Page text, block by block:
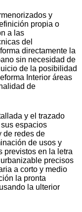
y
propia o
a las
del
directamente la
sin necesidad de
de la posibilidad
Interior áreas
de
y el trazado
espacios
de redes de
de usos y
previstos en la letra
precisos
a corto y medio
la pronta
la ulterior